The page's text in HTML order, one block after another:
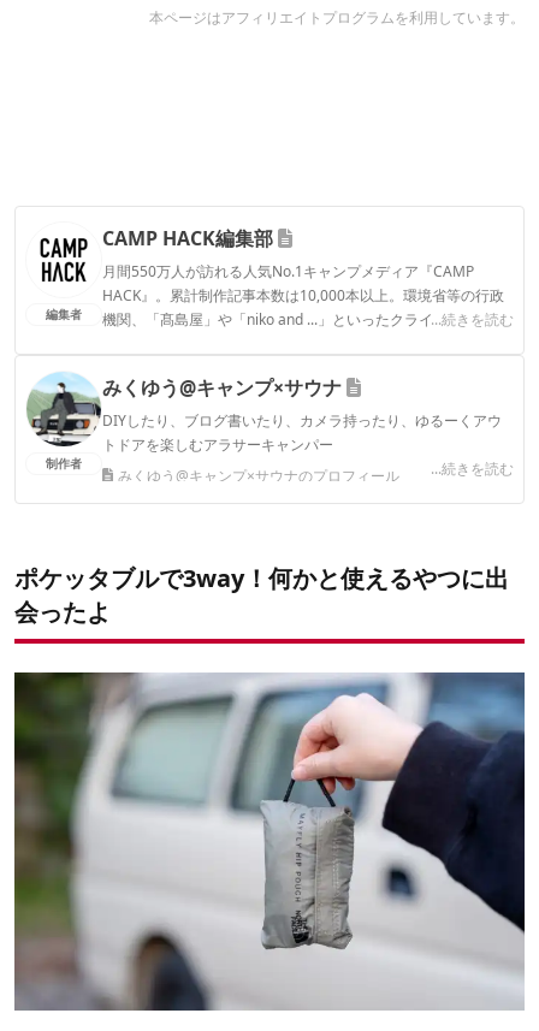
本ページはアフィリエイトプログラムを利用しています。
編集者
CAMP HACK編集部
月間550万人が訪れる人気No.1キャンプメディア『CAMP
HACK』。累計制作記事本数は10,000本以上。環境省等の行政
機関、「髙島屋」や「niko and ...」といったクライアントとの
...続きを読む
CAMP HACK編集部のプロフィール
制作者
みくゆう@キャンプ×サウナ
DIYしたり、ブログ書いたり、カメラ持ったり、ゆるーくアウ
トドアを楽しむアラサーキャンパー
...続きを読む
みくゆう@キャンプ×サウナのプロフィール
ポケッタブルで3way！何かと使えるやつに出
会ったよ